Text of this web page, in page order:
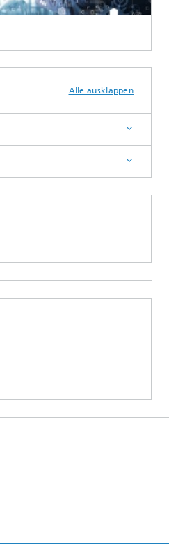
Alle ausklappen